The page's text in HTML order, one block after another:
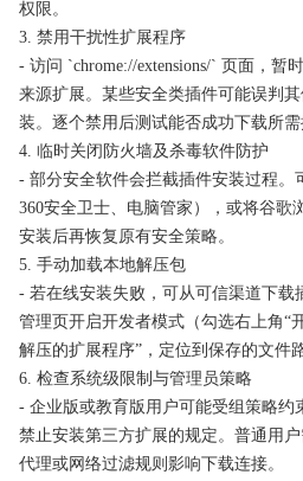
权限。
3. 禁用干扰性扩展程序
- 访问 `chrome://extensions/` 页面，暂
来源扩展。某些安全类插件可能误判
装。逐个禁用后测试能否成功下载所需
4. 临时关闭防火墙及杀毒软件防护
- 部分安全软件会拦截插件安装过程。
360安全卫士、电脑管家），或将谷歌
安装后再恢复原有安全策略。
5. 手动加载本地解压包
- 若在线安装失败，可从可信渠道下载
管理页开启开发者模式（勾选右上角“
解压的扩展程序”，定位到保存的文件
6. 检查系统级限制与管理员策略
- 企业版或教育版用户可能受组策略
禁止安装第三方扩展的规定。普通用
代理或网络过滤规则影响下载连接。